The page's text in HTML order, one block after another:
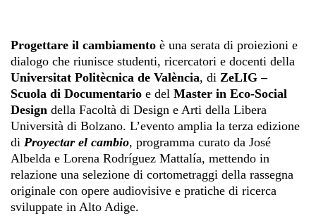
Progettare il cambiamento è una serata di proiezioni e
dialogo che riunisce studenti, ricercatori e docenti della
Universitat Politècnica de València, di ZeLIG –
Scuola di Documentario e del Master in Eco-Social
Design della Facoltà di Design e Arti della Libera
Università di Bolzano. L’evento amplia la terza edizione
di Proyectar el cambio, programma curato da José
Albelda e Lorena Rodríguez Mattalía, mettendo in
relazione una selezione di cortometraggi della rassegna
originale con opere audiovisive e pratiche di ricerca
sviluppate in Alto Adige.